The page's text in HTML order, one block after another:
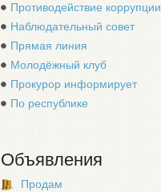
Противодействие коррупции
Наблюдательный совет
Прямая линия
Молодёжный клуб
Прокурор информирует
По республике
Объявления
Продам